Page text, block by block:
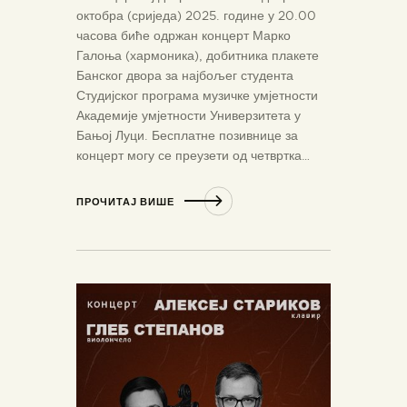
октобра (сриједа) 2025. године у 20.00
часова биће одржан концерт Марко
Галоња (хармоника), добитника плакете
Банског двора за најбољег студента
Студијског програма музичке умјетности
Академије умјетности Универзитета у
Бањој Луци. Бесплатне позивнице за
концерт могу се преузети од четвртка…
ПРОЧИТАЈ ВИШЕ